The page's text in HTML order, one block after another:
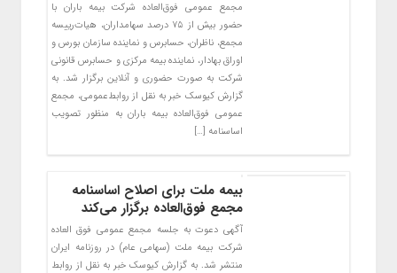
مجمع عمومی فوق‌العاده شرکت بیمه باران با
حضور بیش از ۷۵ درصد سهامداران، هیات‌رییسه
مجمع، ناظران، حسابرس و نماینده سازمان بورس و
اوراق بهادار، نماینده بیمه مرکزی و حسابرس قانونی
شرکت به صورت حضوری و آنلاین برگزار شد. به
گزارش کیوسک خبر به نقل از روابط‌عمومی، مجمع
عمومی فوق‌العاده بیمه باران به منظور تصویب
اساسنامه […]
بیمه ملت برای اصلاح اساسنامه
مجمع فوق‌العاده برگزار می‌کند
آگهی دعوت به جلسه مجمع عمومی فوق العاده
شرکت بیمه ملت (سهامی عام) در روزنامه ایران
منتشر شد. به گزارش کیوسک خبر به نقل از روابط